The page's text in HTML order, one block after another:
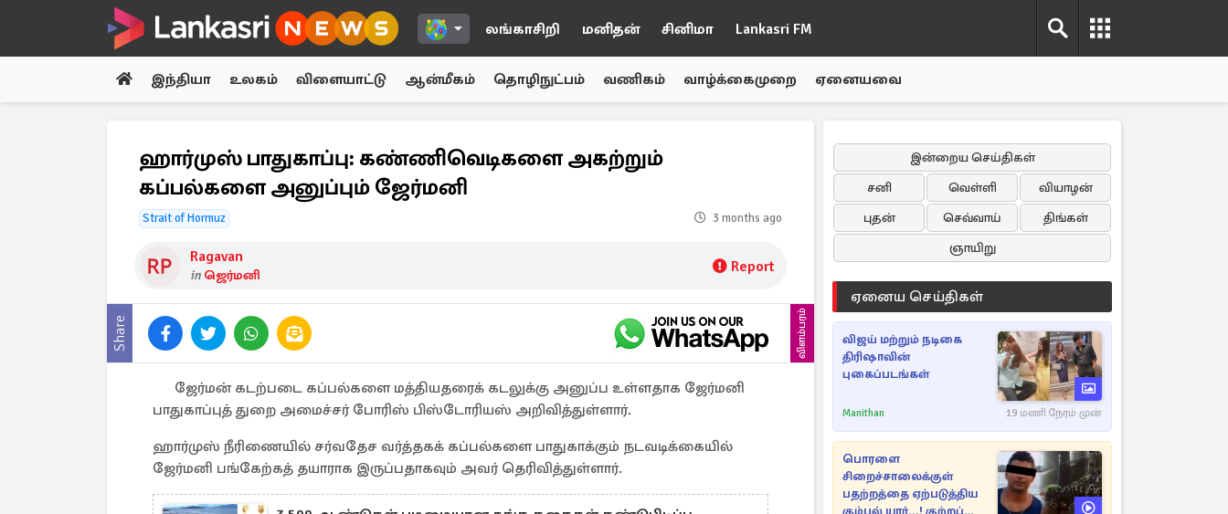
லங்காசிறி மனிதன் சினிமா Lankasri FM
இந்தியா உலகம் விளையாட்டு ஆன்மீகம் தொழிநுட்பம் வணிகம் வாழ்க்கைமுறை ஏனையவை
ஹார்முஸ் பாதுகாப்பு: கண்ணிவெடிகளை அகற்றும்
கப்பல்களை அனுப்பும் ஜேர்மனி
Strait of Hormuz 3 months ago
Ragavan
in ஜெர்மனி Report
Share விளம்பரம்
ஜேர்மன் கடற்படை கப்பல்களை மத்தியதரைக் கடலுக்கு அனுப்ப உள்ளதாக ஜேர்மனி
பாதுகாப்புத் துறை அமைச்சர் போரிஸ் பிஸ்டோரியஸ் அறிவித்துள்ளார்.
ஹார்முஸ் நீரிணையில் சர்வதேச வர்த்தகக் கப்பல்களை பாதுகாக்கும் நடவடிக்கையில்
ஜேர்மனி பங்கேற்கத் தயாராக இருப்பதாகவும் அவர் தெரிவித்துள்ளார்.
இன்றைய செய்திகள்
சனி
வெள்ளி
வியாழன்
புதன்
செவ்வாய்
திங்கள்
ஞாயிறு
ஏனைய செய்திகள்
விஜய் மற்றும் நடிகை
திரிஷாவின்
புகைப்படங்கள்
Manithan 19 மணி நேரம் முன்
பொரளை
சிறைச்சாலைக்குள்
பதற்றத்தை ஏற்படுத்திய